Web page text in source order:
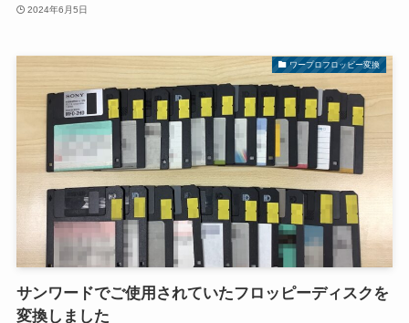
2024年6月5日
ワープロフロッピー変換
サンワードでご使用されていたフロッピーディスクを
変換しました